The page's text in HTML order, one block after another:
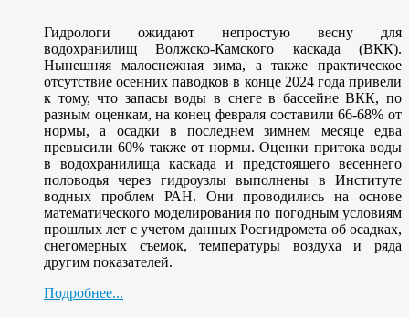
Гидрологи ожидают непростую весну для
водохранилищ Волжско-Камского каскада (ВКК).
Нынешняя малоснежная зима, а также практическое
отсутствие осенних паводков в конце 2024 года привели
к тому, что запасы воды в снеге в бассейне ВКК, по
разным оценкам, на конец февраля составили 66-68% от
нормы, а осадки в последнем зимнем месяце едва
превысили 60% также от нормы. Оценки притока воды
в водохранилища каскада и предстоящего весеннего
половодья через гидроузлы выполнены в Институте
водных проблем РАН. Они проводились на основе
математического моделирования по погодным условиям
прошлых лет с учетом данных Росгидромета об осадках,
снегомерных съемок, температуры воздуха и ряда
другим показателей.
Подробнее...